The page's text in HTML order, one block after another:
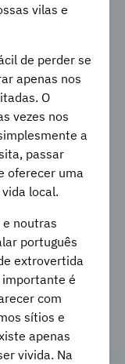
vilas e
de perder se
apenas nos
O
vezes nos
a
passar
oferecer uma
local.
e noutras
português
extrovertida
importante é
com
sítios e
apenas
vivida. Na